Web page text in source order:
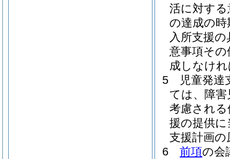
活に対す
の達成の
入所支援
意事項そ
成しなけ
5
児童発
ては、障
考慮され
援の提供
支援計画
6
前項の会